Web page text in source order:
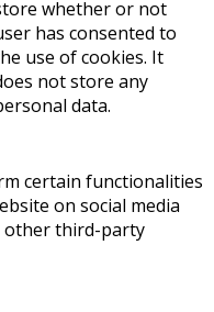
whether or not
has consented to
use of cookies. It
not store any
data.
certain functionalities
on social media
other third-party